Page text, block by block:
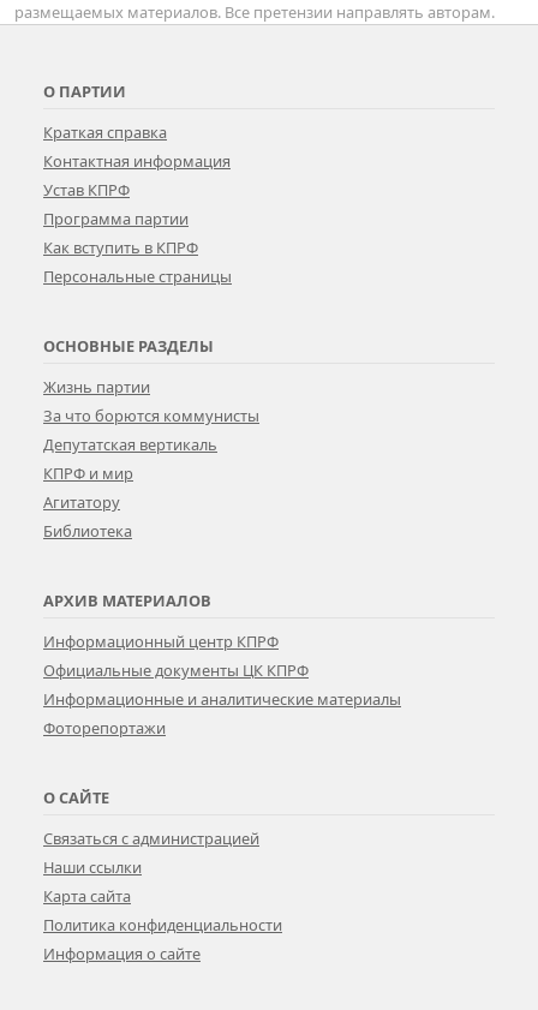
размещаемых материалов. Все претензии направлять авторам.
О ПАРТИИ
Краткая справка
Контактная информация
Устав КПРФ
Программа партии
Как вступить в КПРФ
Персональные страницы
ОСНОВНЫЕ РАЗДЕЛЫ
Жизнь партии
За что борются коммунисты
Депутатская вертикаль
КПРФ и мир
Агитатору
Библиотека
АРХИВ МАТЕРИАЛОВ
Информационный центр КПРФ
Официальные документы ЦК КПРФ
Информационные и аналитические материалы
Фоторепортажи
О САЙТЕ
Связаться с администрацией
Наши ссылки
Карта сайта
Политика конфиденциальности
Информация о сайте